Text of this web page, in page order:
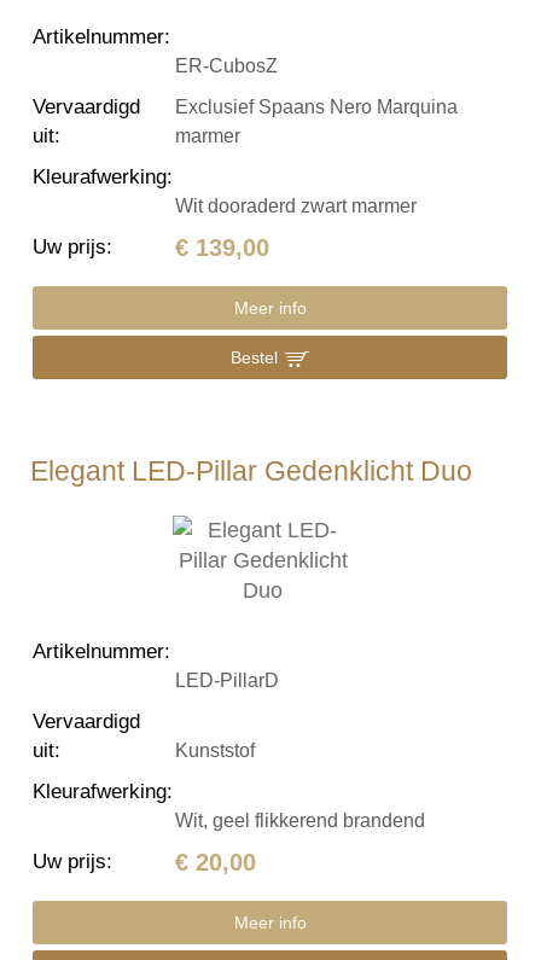
Artikelnummer:
ER-CubosZ
Vervaardigd
uit:
Exclusief Spaans Nero Marquina
marmer
Kleurafwerking:
Wit dooraderd zwart marmer
Uw prijs: € 139,00
Meer info
Bestel
Elegant LED-Pillar Gedenklicht Duo
Artikelnummer:
LED-PillarD
Vervaardigd
uit: Kunststof
Kleurafwerking:
Wit, geel flikkerend brandend
Uw prijs: € 20,00
Meer info